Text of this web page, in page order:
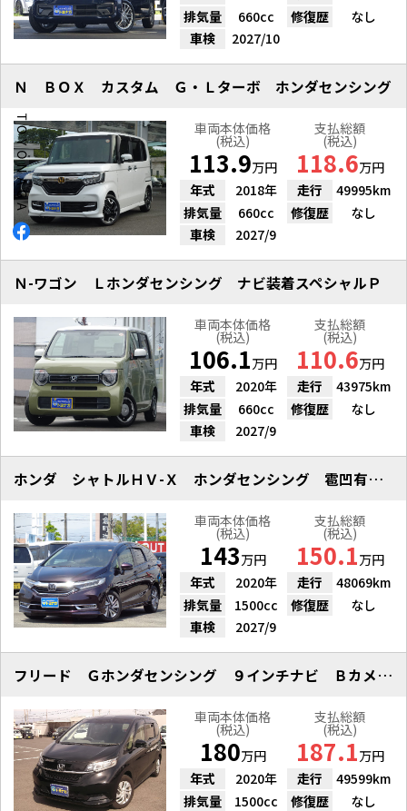
排気量
660cc 修復歴
なし
車検
2027/10
Ｎ ＢＯＸ カスタム Ｇ・Ｌターボ ホンダセンシング
車両本体価格
(税込)
113.9万円
支払総額
(税込)
118.6万円
年式
2018年 走行
49995km
排気量
660cc 修復歴
なし
車検
2027/9
Ｎ-ワゴン Ｌホンダセンシング ナビ装着スペシャルＰ
車両本体価格
(税込)
106.1万円
支払総額
(税込)
110.6万円
年式
2020年 走行
43975km
排気量
660cc 修復歴
なし
車検
2027/9
ホンダ シャトルＨＶ-Ｘ ホンダセンシング 雹凹有 フルセグナビ
車両本体価格
(税込)
143万円
支払総額
(税込)
150.1万円
年式
2020年 走行
48069km
排気量
1500cc 修復歴
なし
車検
2027/9
フリード Ｇホンダセンシング ９インチナビ Ｂカメラ ＥＴＣ
車両本体価格
(税込)
180万円
支払総額
(税込)
187.1万円
年式
2020年 走行
49599km
排気量
1500cc 修復歴
なし